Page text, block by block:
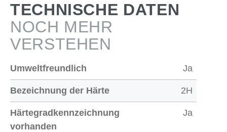
TECHNISCHE DATEN
NOCH MEHR
VERSTEHEN
Umweltfreundlich Ja
Bezeichnung der Härte 2H
Härtegradkennzeichnung
vorhanden
Ja